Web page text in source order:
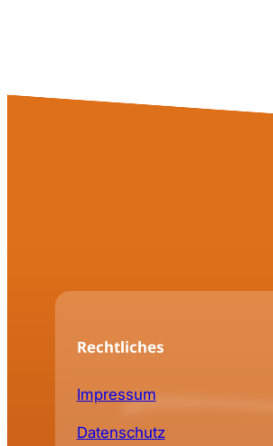
Rechtliches
Impressum
Datenschutz